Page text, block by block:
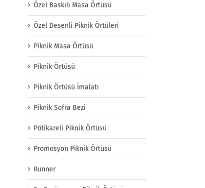
Özel Baskılı Masa Örtüsü
Özel Desenli Piknik Örtüleri
Piknik Masa Örtüsü
Piknik Örtüsü
Piknik Örtüsü İmalatı
Piknik Sofra Bezi
Pötikareli Piknik Örtüsü
Promosyon Piknik Örtüsü
Runner